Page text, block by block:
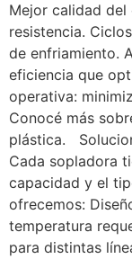
Mejor calidad
resistencia.
de enfriamiento.
eficiencia que
operativa:
Conocé más
plástica.
Cada sopladora
capacidad y el
ofrecemos:
temperatura
para distintas